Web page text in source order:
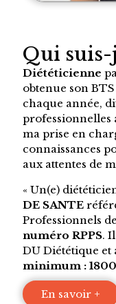
Qui suis-
Diététicienne
obtenue son
chaque année,
professionnelles
ma prise en
connaissances
aux attentes de
« Un(e)
DE SANTE
Professionnels
numéro RPPS.
DU Diététique et
minimum :
En savoir +